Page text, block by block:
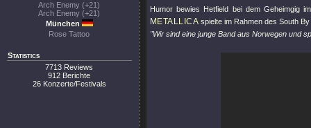
Arch Enemy (+21)
Arch Enemy (+21)
München
Rose Tattoo
Statistics
7713 Reviews
912 Berichte
26 Konzerte/Festivals
Humor bewies Hetfield bei dem Geheimgig
METALLICA spielte im Rahmen des South
"Wir sind eine junge Band aus Norwegen und